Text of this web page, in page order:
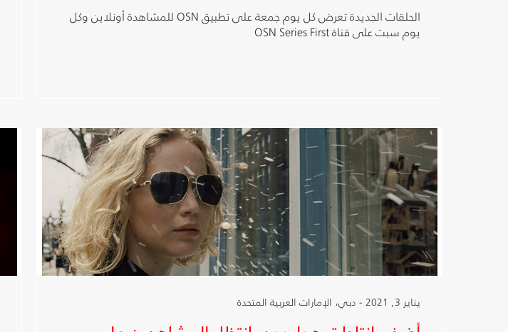
الحلقات الجديدة تعرض كل يوم جمعة على تطبيق OSN للمشاهدة أونلاين وكل
يوم سبت على قناة OSN Series First
يناير 3, 2021 - دبي، الإمارات العربية المتحدة